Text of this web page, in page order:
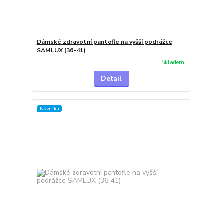
Dámské zdravotní pantofle na vyšší podrážce
SAMLUX (36-41)
Skladem
Detail
Novinka